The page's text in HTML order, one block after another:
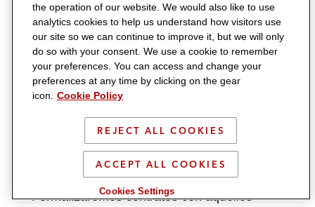
Con proveedores de servicio
Recurrimos a terceros de confianza para
para la prestación de ciertos servicios, tales
como sistemas, alojamiento web, -
incluidos- y otros servicios informáticos, así
como servicios de asesoría y auditoría
internos y externos.
Formalizaremos contratos con aquellos
the operation of our website. We would also like to use
analytics cookies to help us understand how visitors use
our site so we can continue to improve it, but we will only
do so with your consent. We use a cookie to remember
your preferences. You can access and change your
preferences at any time by clicking on the gear
icon.
Cookie Policy
REJECT ALL COOKIES
ACCEPT ALL COOKIES
Cookies Settings